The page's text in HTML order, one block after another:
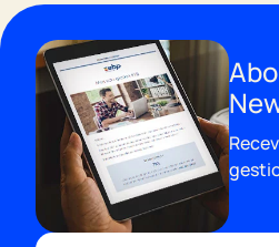
Découvrir les solutions EBP